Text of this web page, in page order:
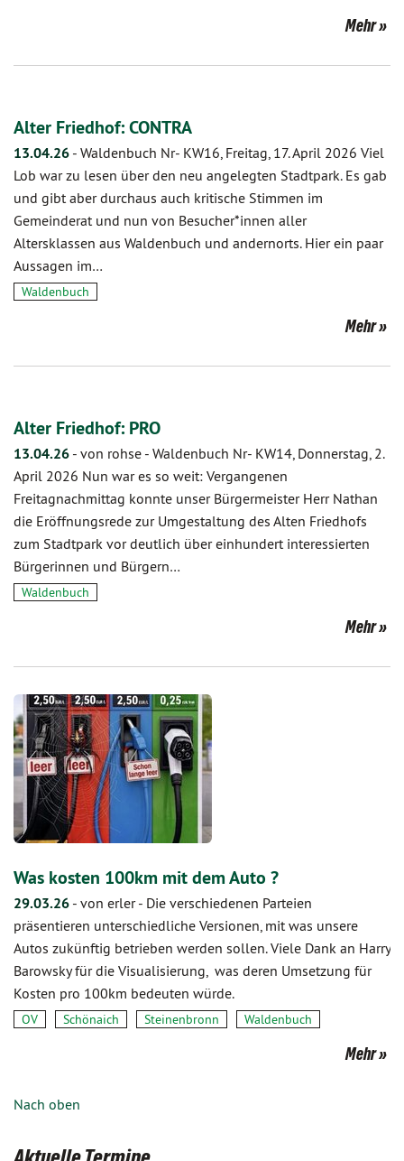
Mehr
Alter Friedhof: CONTRA
13.04.26 - Waldenbuch Nr- KW16, Freitag, 17. April 2026 Viel
Lob war zu lesen über den neu angelegten Stadtpark. Es gab
und gibt aber durchaus auch kritische Stimmen im
Gemeinderat und nun von Besucher*innen aller
Altersklassen aus Waldenbuch und andernorts. Hier ein paar
Aussagen im…
Waldenbuch
Mehr
Alter Friedhof: PRO
13.04.26 - von rohse - Waldenbuch Nr- KW14, Donnerstag, 2.
April 2026 Nun war es so weit: Vergangenen
Freitagnachmittag konnte unser Bürgermeister Herr Nathan
die Eröffnungsrede zur Umgestaltung des Alten Friedhofs
zum Stadtpark vor deutlich über einhundert interessierten
Bürgerinnen und Bürgern…
Waldenbuch
Mehr
Was kosten 100km mit dem Auto ?
29.03.26 - von erler- Die verschiedenen Parteien
präsentieren unterschiedliche Versionen, mit was unsere
Autos zukünftig betrieben werden sollen. Viele Dank an Harry
Barowsky für die Visualisierung, was deren Umsetzung für
Kosten pro 100km bedeuten würde.
OV Schönaich Steinenbronn Waldenbuch
Mehr
Nach oben